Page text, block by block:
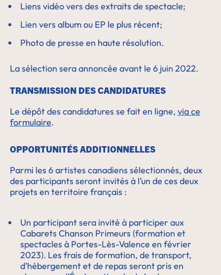
Liens vidéo vers des extraits de spectacle;
Lien vers album ou EP le plus récent;
Photo de presse en haute résolution.
La sélection sera annoncée avant le 6 juin 2022.
TRANSMISSION DES CANDIDATURES
Le dépôt des candidatures se fait en ligne, via ce
formulaire.
OPPORTUNITÉS ADDITIONNELLES
Parmi les 6 artistes canadiens sélectionnés, deux
des participants seront invités à l’un de ces deux
projets en territoire français :
Un participant sera invité à participer aux
Cabarets Chanson Primeurs (formation et
spectacles à Portes-Lès-Valence en février
2023). Les frais de formation, de transport,
d’hébergement et de repas seront pris en